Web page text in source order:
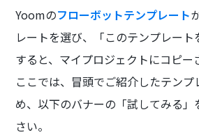
Yoomのフローボットテンプレート
レートを選び、「このテンプレー
すると、マイプロジェクトにコピー
ここでは、冒頭でご紹介したテン
め、以下のバナーの「試してみる
さい。